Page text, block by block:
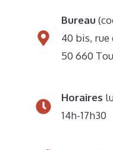
Bureau
40 bis, rue
50 660
Horaires
14h-17h30